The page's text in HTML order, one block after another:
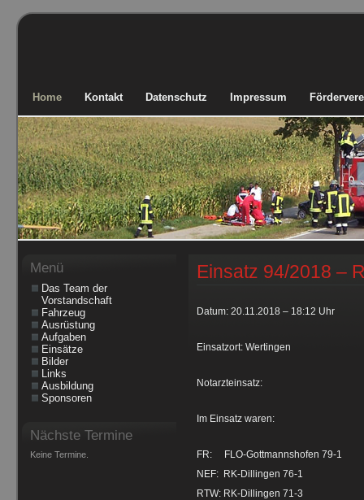
Home Kontakt Datenschutz Impressum
Einsatz 94/2018 –
Datum: 20.11.2018 – 18:12 Uhr
Einsatzort: Wertingen
Notarzteinsatz:
Im Einsatz waren:
FR: FLO-Gottmannshofen 79-1
NEF: RK-Dillingen 76-1
RTW: RK-Dillingen 71-3
Menü
Das Team der
Vorstandschaft
Fahrzeug
Ausrüstung
Aufgaben
Einsätze
Bilder
Links
Ausbildung
Sponsoren
Nächste Termine
Keine Termine.